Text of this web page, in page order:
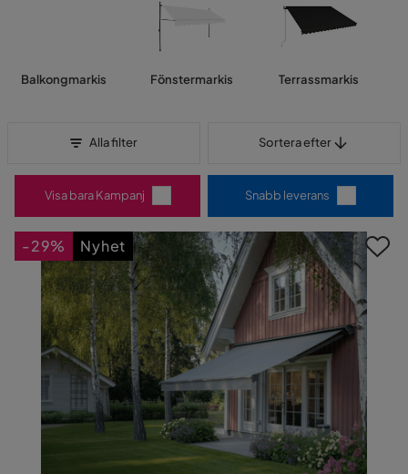
Balkongmarkis Fönstermarkis Terrassmarkis
Alla filter Sortera efter
Visa bara Kampanj Snabb leverans
-29% Nyhet